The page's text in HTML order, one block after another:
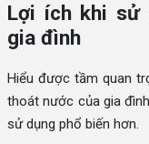
Lợi ích khi sử
gia đình
Hiểu được tầm quan
thoát nước của gia
sử dụng phổ biến hơn.